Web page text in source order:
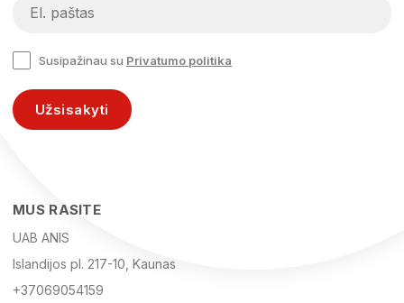
Susipažinau su Privatumo politika
Užsisakyti
MUS RASITE
UAB ANIS
Islandijos pl. 217-10, Kaunas
+37069054159